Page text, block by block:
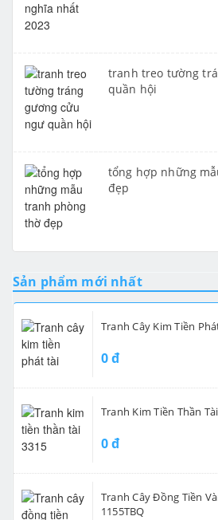
tranh treo tường
quần hội
tổng hợp những
đẹp
Sản phẩm mới nhất
Tranh Cây Kim Tiền
0 đ
Tranh Kim Tiền Thần
0 đ
Tranh Cây Đồng Tiền
1155TBQ